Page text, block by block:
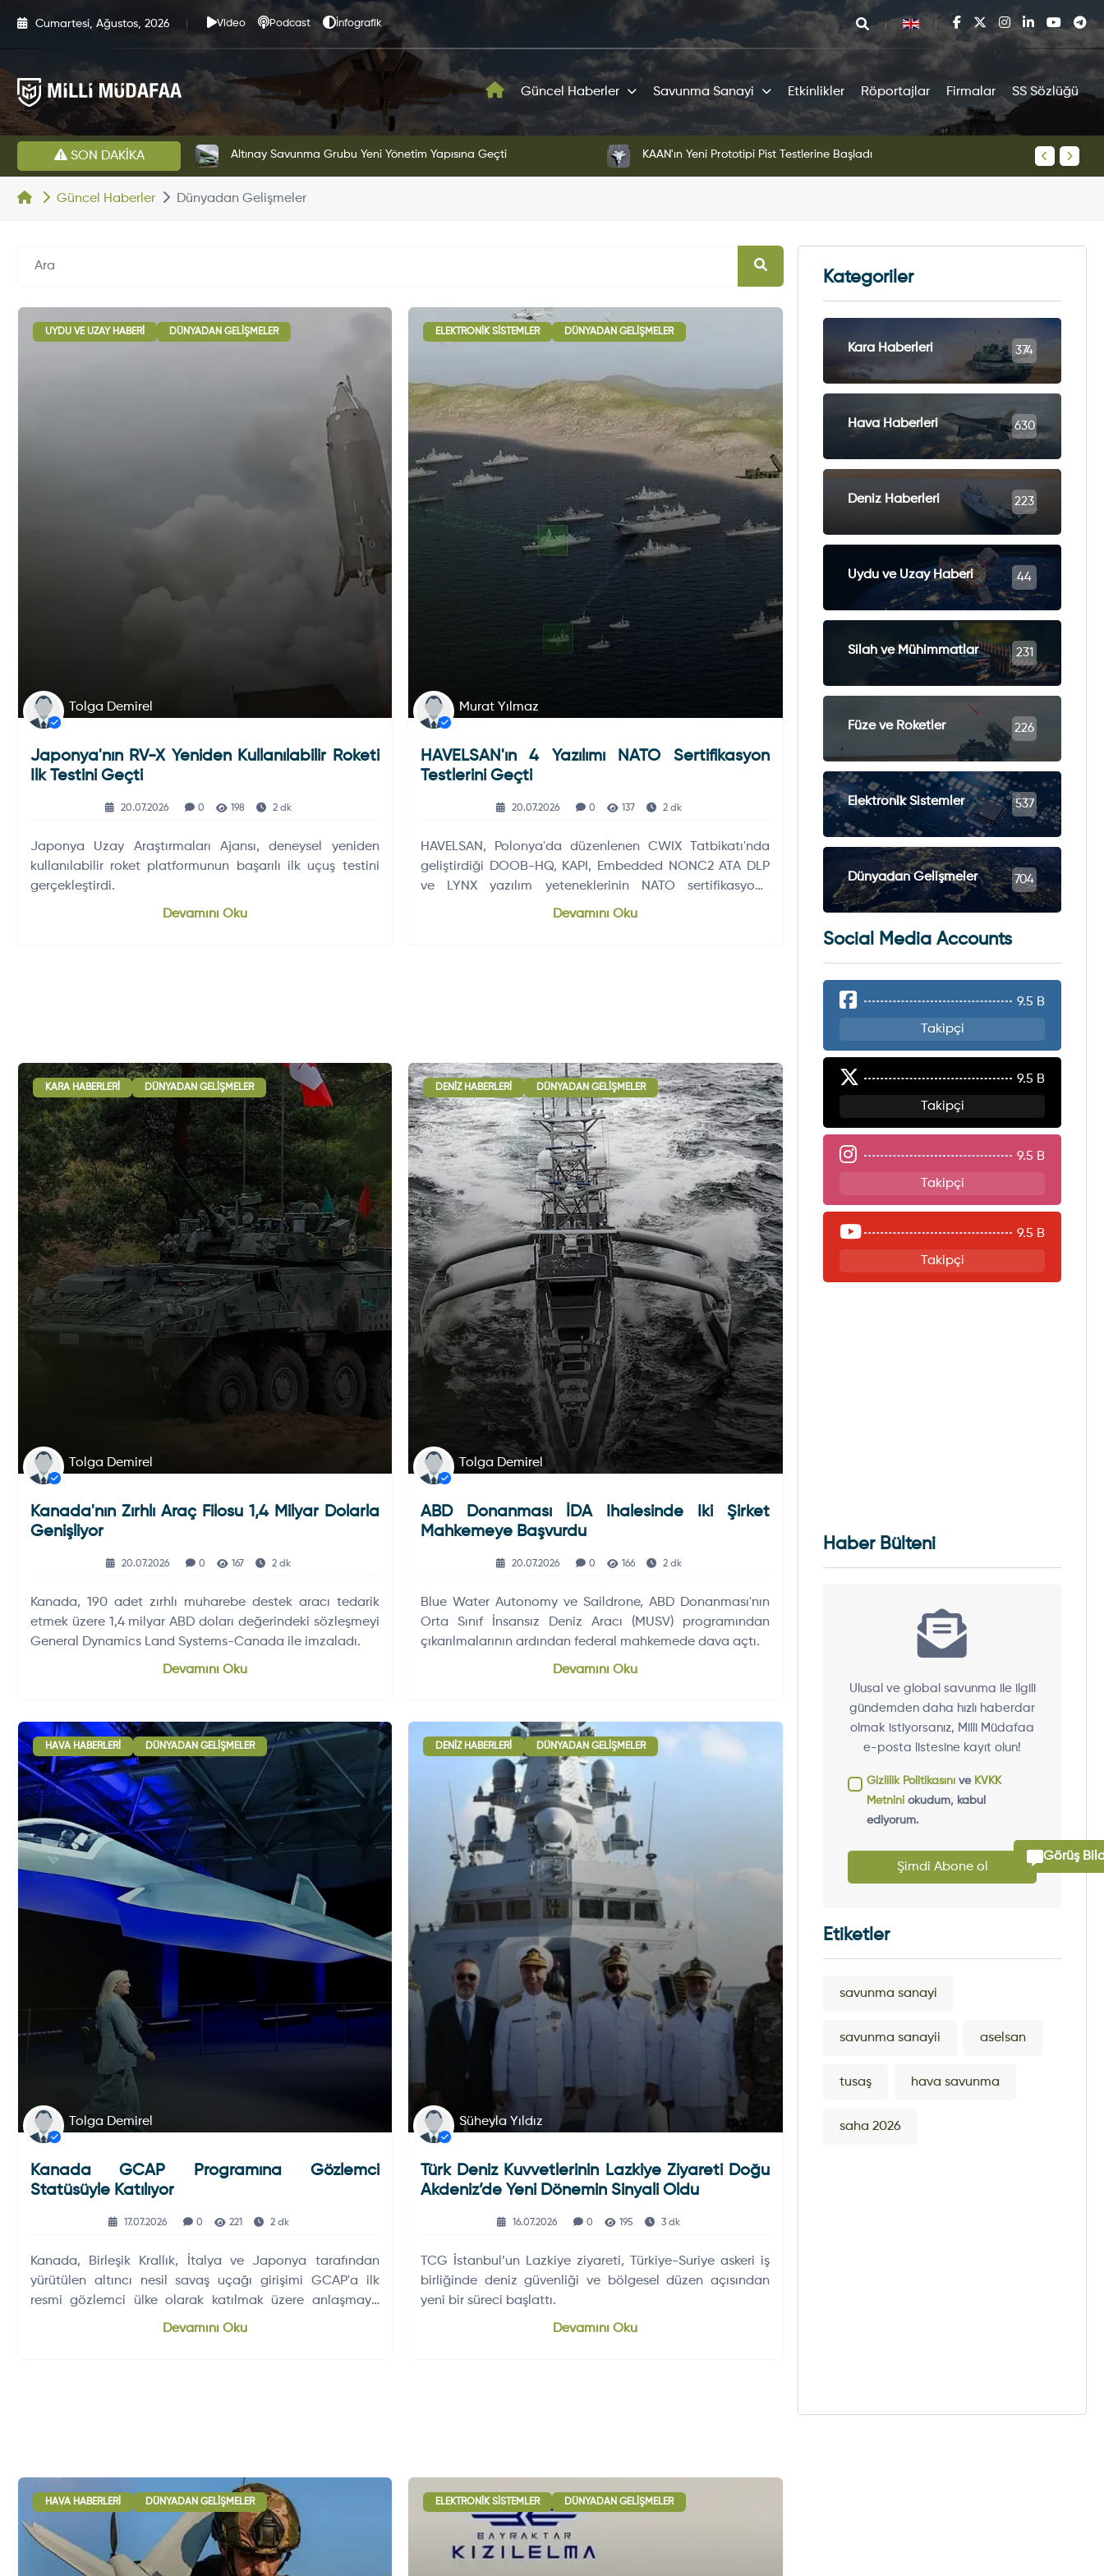
Cumartesi, Ağustos, 2026 Video Podcast İnfografik
Güncel Haberler Savunma Sanayi Etkinlikler Röportajlar Firmalar SS Sözlüğü
SON DAKİKA Altınay Savunma Grubu Yeni Yönetim Yapısına Geçti KAAN'ın Yeni Prototipi Pist Testlerine Başladı KAAN
Güncel Haberler Dünyadan Gelişmeler
UYDU VE UZAY HABERI DÜNYADAN GELIŞMELER
Tolga Demirel
Japonya'nın RV-X Yeniden Kullanılabilir Roketi
Ilk Testini Geçti
20.07.2026 0 198 2 dk
Japonya Uzay Araştırmaları Ajansı, deneysel yeniden
kullanılabilir roket platformunun başarılı ilk uçuş testini
gerçekleştirdi.
Devamını Oku
ELEKTRONIK SISTEMLER DÜNYADAN GELIŞMELER
Murat Yılmaz
HAVELSAN'ın 4 Yazılımı NATO Sertifikasyon
Testlerini Geçti
20.07.2026 0 137 2 dk
HAVELSAN, Polonya'da düzenlenen CWIX Tatbikatı'nda
geliştirdiği DOOB-HQ, KAPI, Embedded NONC2 ATA DLP
ve LYNX yazılım yeteneklerinin NATO sertifikasyonu
Devamını Oku
KARA HABERLERI DÜNYADAN GELIŞMELER
Tolga Demirel
Kanada'nın Zırhlı Araç Filosu 1,4 Milyar Dolarla
Genişliyor
20.07.2026 0 167 2 dk
Kanada, 190 adet zırhlı muharebe destek aracı tedarik
etmek üzere 1,4 milyar ABD doları değerindeki sözleşmeyi
General Dynamics Land Systems-Canada ile imzaladı.
Devamını Oku
DENIZ HABERLERI DÜNYADAN GELIŞMELER
Tolga Demirel
ABD Donanması İDA Ihalesinde Iki Şirket
Mahkemeye Başvurdu
20.07.2026 0 166 2 dk
Blue Water Autonomy ve Saildrone, ABD Donanması'nın
Orta Sınıf İnsansız Deniz Aracı (MUSV) programından
çıkarılmalarının ardından federal mahkemede dava açtı.
Devamını Oku
HAVA HABERLERI DÜNYADAN GELIŞMELER
Tolga Demirel
Kanada GCAP Programına Gözlemci
Statüsüyle Katılıyor
17.07.2026 0 221 2 dk
Kanada, Birleşik Krallık, İtalya ve Japonya tarafından
yürütülen altıncı nesil savaş uçağı girişimi GCAP'a ilk
resmi gözlemci ülke olarak katılmak üzere anlaşmaya
Devamını Oku
DENIZ HABERLERI DÜNYADAN GELIŞMELER
Süheyla Yıldız
Türk Deniz Kuvvetlerinin Lazkiye Ziyareti Doğu
Akdeniz’de Yeni Dönemin Sinyali Oldu
16.07.2026 0 195 3 dk
TCG İstanbul’un Lazkiye ziyareti, Türkiye-Suriye askeri iş
birliğinde deniz güvenliği ve bölgesel düzen açısından
yeni bir süreci başlattı.
Devamını Oku
HAVA HABERLERI DÜNYADAN GELIŞMELER ELEKTRONIK SISTEMLER DÜNYADAN GELIŞMELER
Kategoriler
Kara Haberleri 374
Hava Haberleri 630
Deniz Haberleri 223
Uydu ve Uzay Haberi 44
Silah ve Mühimmatlar 231
Füze ve Roketler 226
Elektronik Sistemler 537
Dünyadan Gelişmeler 704
Social Media Accounts
9.5 B
Takipçi
9.5 B
Takipçi
9.5 B
Takipçi
9.5 B
Takipçi
Haber Bülteni
Ulusal ve global savunma ile ilgili
gündemden daha hızlı haberdar
olmak istiyorsanız, Milli Müdafaa
e-posta listesine kayıt olun!
Gizlilik Politikasını ve KVKK
Metnini okudum, kabul
ediyorum.
Şimdi Abone ol
Etiketler
savunma sanayi
savunma sanayii aselsan
tusaş hava savunma
saha 2026
Görüş